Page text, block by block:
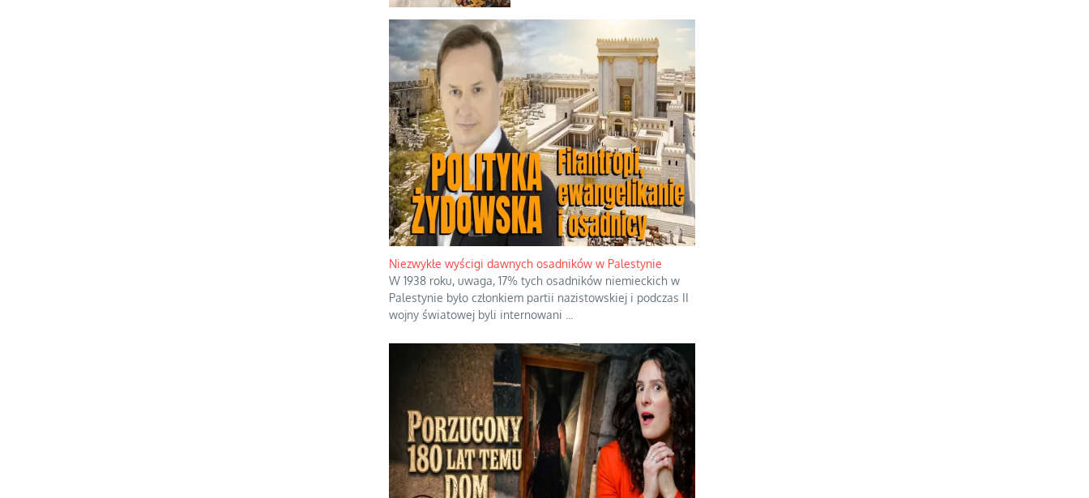
Niezwykłe wyścigi dawnych osadników w Palestynie
W 1938 roku, uwaga, 17% tych osadników niemieckich w
Palestynie było członkiem partii nazistowskiej i podczas II
wojny światowej byli internowani